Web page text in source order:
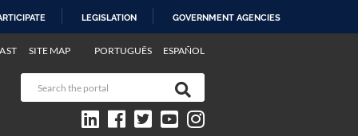
LEGISLATION GOVERNMENT AGENCIES
PORTUGUÊS ESPAÑOL
SITE MAP